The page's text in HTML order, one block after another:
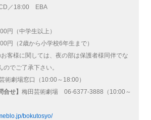
／18:00 EBA
（中学生以上）
（2歳から小学校6年生まで）
客様に関しては、夜の部は保護者様同伴でな
でご了承下さい。
術劇場窓口（10:00～18:00）
合せ】 梅田芸術劇場 06-6377-3888（10:00～
bokutosyo/